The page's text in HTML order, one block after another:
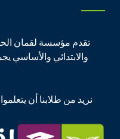
تقدم مؤسسة لقمان
والابتدائي والأساسي
نريد من طلابنا أن